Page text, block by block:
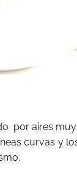
por aires
curvas y